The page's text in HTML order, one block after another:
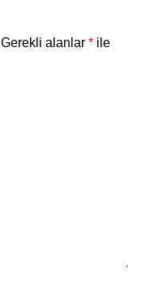
Gerekli alanlar * ile